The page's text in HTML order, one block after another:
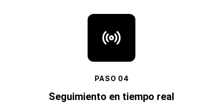
PASO 04
Seguimiento en tiempo real